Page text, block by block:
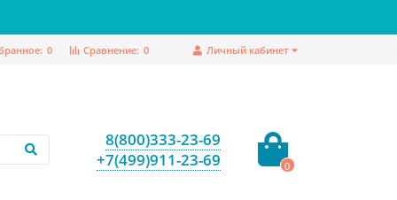
Личный кабинет
Сравнение: 0
0
8(800)333-23-69
+7(499)911-23-69
0